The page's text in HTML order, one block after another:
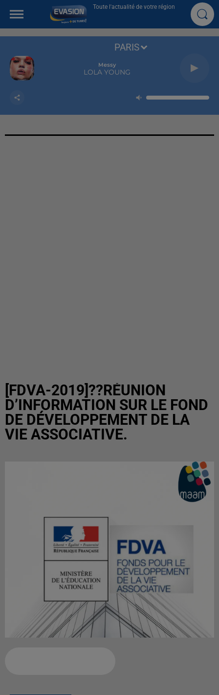
Toute l'actualité de votre région
Messy
LOLA YOUNG
PARIS
[FDVA-2019]??RÉUNION
D’INFORMATION SUR LE FOND
DE DÉVELOPPEMENT DE LA
VIE ASSOCIATIVE.